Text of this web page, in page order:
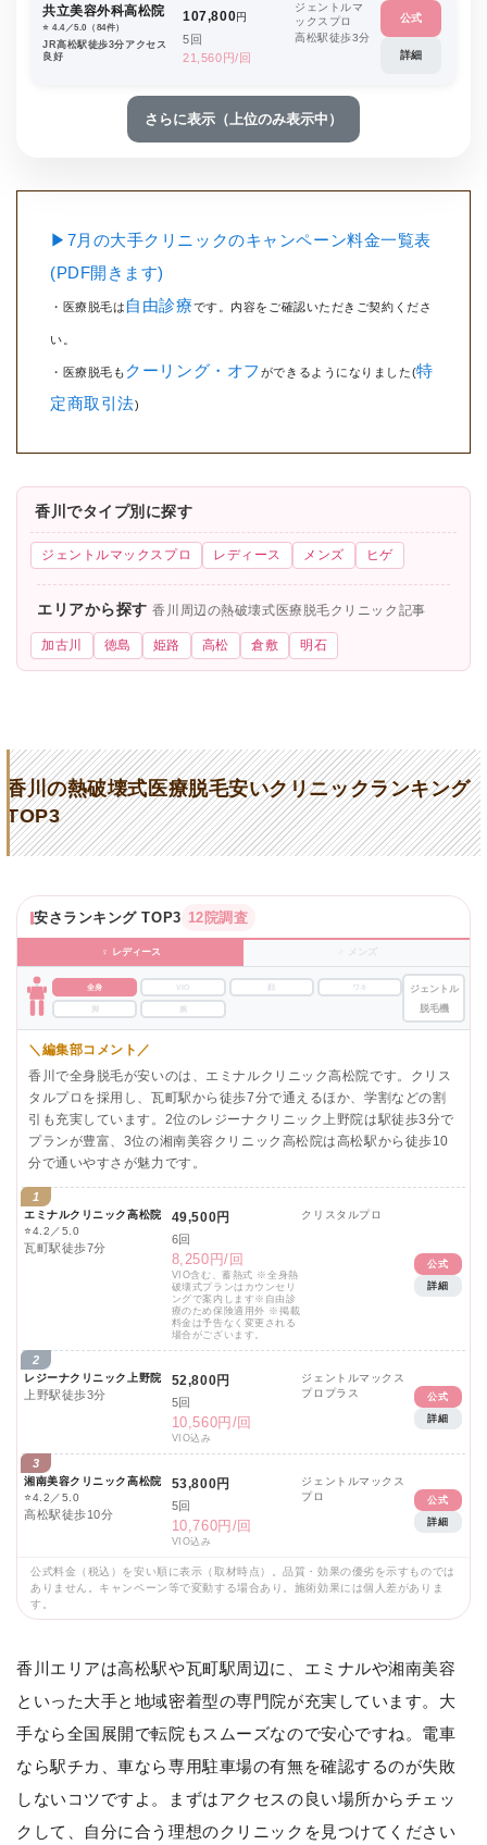
共立美容外科高松院
⭐️ 4.4／5.0（84件）
JR高松駅徒歩3分アクセス
良好
107,800円
5回
21,560円/回
ジェントルマ
ックスプロ
高松駅徒歩3分
公式
詳細
さらに表示（上位のみ表示中）
▶7月の大手クリニックのキャンペーン料金一覧表
(PDF開きます)
・医療脱毛は 自由診療です。内容をご確認いただきご契約くださ
い。
・医療脱毛も クーリング・オフ ができるようになりました(特
定商取引法)
香川でタイプ別に探す
ジェントルマックスプロ レディース メンズ ヒゲ
エリアから探す香川周辺の熱破壊式医療脱毛クリニック記事
加古川 徳島 姫路 高松 倉敷 明石
香川の熱破壊式医療脱毛安いクリニックランキング
TOP3
安さランキング TOP3 12院調査
♀ レディース ♂ メンズ
全身 VIO ワキ
脚
ジェントル
脱毛機
＼編集部コメント／
香川で全身脱毛が安いのは、エミナルクリニック高松院です。クリス
タルプロを採用し、瓦町駅から徒歩7分で通えるほか、学割などの割
引も充実しています。2位のレジーナクリニック上野院は駅徒歩3分で
プランが豊富、3位の湘南美容クリニック高松院は高松駅から徒歩10
分で通いやすさが魅力です。
1
エミナルクリニック高松院
⭐4.2／5.0
瓦町駅徒歩7分
49,500円
6回
8,250円/回
VIO含む、蓄熱式 ※全身熱
破壊式プランはカウンセリ
ングで案内します※自由診
療のため保険適用外 ※掲載
料金は予告なく変更される
場合がございます。
クリスタルプロ
公式
詳細
2
レジーナクリニック上野院
上野駅徒歩3分
52,800円
5回
10,560円/回
VIO込み
ジェントルマックス
プロプラス
公式
詳細
3
湘南美容クリニック高松院
⭐4.2／5.0
高松駅徒歩10分
53,800円
5回
10,760円/回
VIO込み
ジェントルマックス
プロ
公式
詳細
公式料金（税込）を安い順に表示（取材時点）。品質・効果の優劣を示すものでは
ありません。キャンペーン等で変動する場合あり。施術効果には個人差がありま
す。
香川エリアは高松駅や瓦町駅周辺に、エミナルや湘南美容
といった大手と地域密着型の専門院が充実しています。大
手なら全国展開で転院もスムーズなので安心ですね。電車
なら駅チカ、車なら専用駐車場の有無を確認するのが失敗
しないコツですよ。まずはアクセスの良い場所からチェッ
クして、自分に合う理想のクリニックを見つけてください